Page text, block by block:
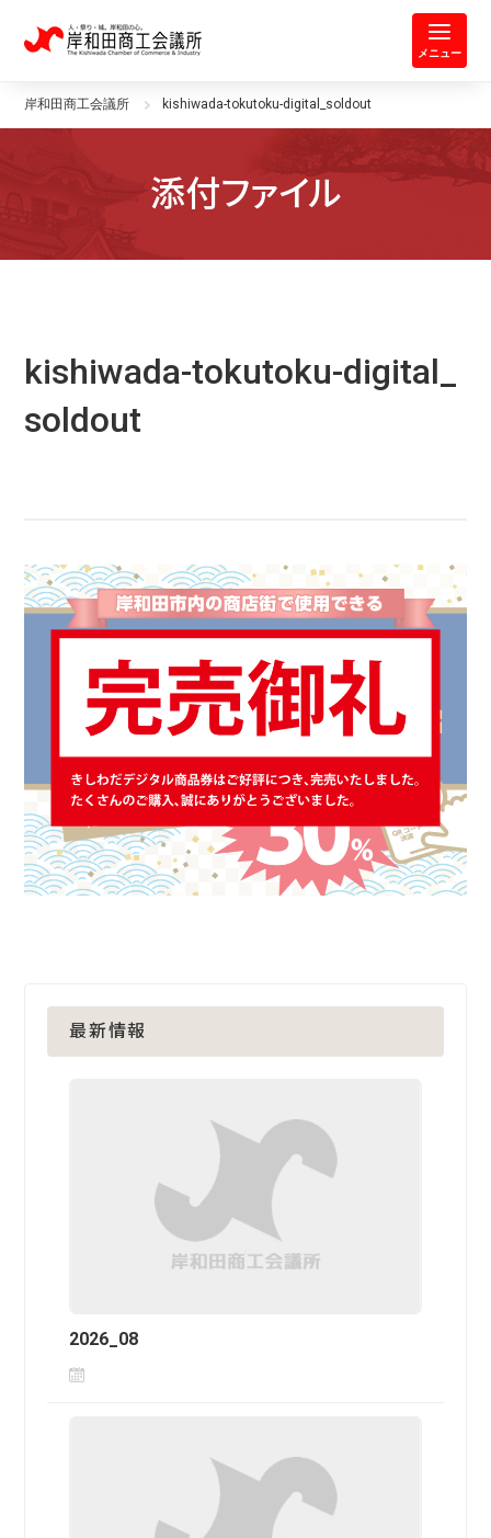
岸和田商工会議所 | 人・祭り・城。
メニュー
岸和田商工会議所 kishiwada-tokutoku-digital_soldout
添付ファイル
kishiwada-tokutoku-digital_
soldout
最新情報
2026_08